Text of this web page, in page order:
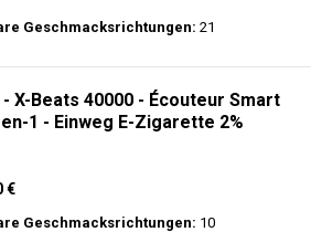
Geschmacksrichtungen: 21
X-Beats 40000 - Écouteur Smart
1 - Einweg E-Zigarette 2%
€
Geschmacksrichtungen: 10